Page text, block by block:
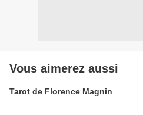
Vous aimerez aussi
Tarot de Florence Magnin